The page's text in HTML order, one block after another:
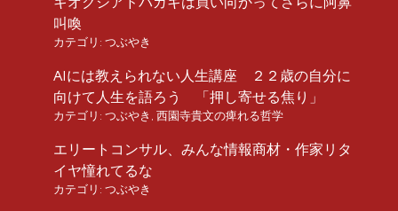
叫喚
カテゴリ: つぶやき
AIには教えられない人生講座 ２２歳の自分に
向けて人生を語ろう 「押し寄せる焦り」
カテゴリ: つぶやき 西園寺貴文の痺れる哲学
エリートコンサル、みんな情報商材・作家リタ
イヤ憧れてるな
カテゴリ: つぶやき